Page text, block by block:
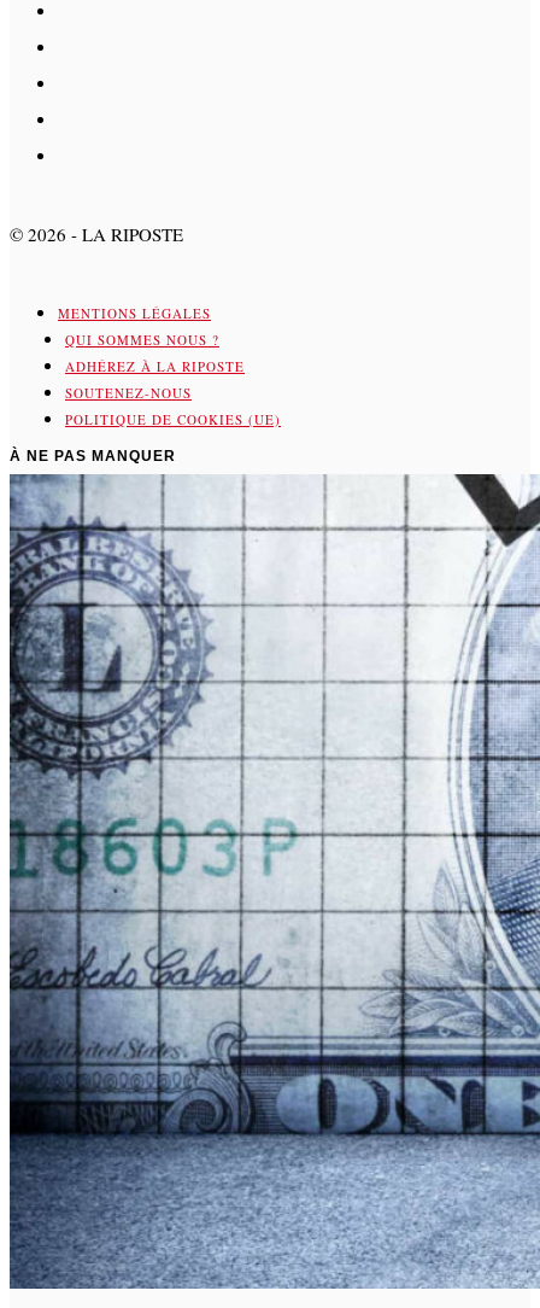
© 2026 - LA RIPOSTE
MENTIONS LÉGALES
QUI SOMMES NOUS ?
ADHÉREZ À LA RIPOSTE
SOUTENEZ-NOUS
POLITIQUE DE COOKIES (UE)
À NE PAS MANQUER